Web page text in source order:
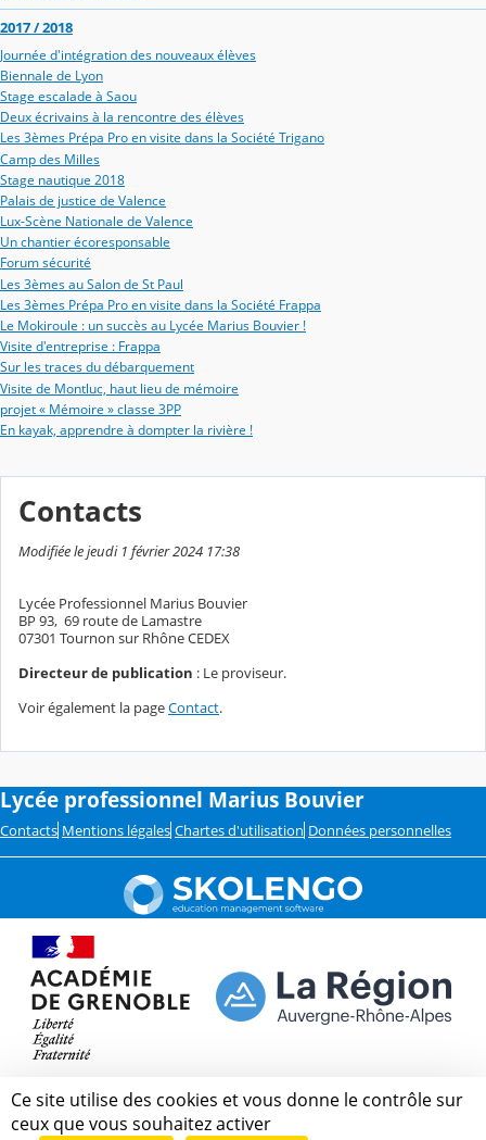
2017 / 2018
Journée d'intégration des nouveaux élèves
Biennale de Lyon
Stage escalade à Saou
Deux écrivains à la rencontre des élèves
Les 3èmes Prépa Pro en visite dans la Société Trigano
Camp des Milles
Stage nautique 2018
Palais de justice de Valence
Lux-Scène Nationale de Valence
Un chantier écoresponsable
Forum sécurité
Les 3èmes au Salon de St Paul
Les 3èmes Prépa Pro en visite dans la Société Frappa
Le Mokiroule : un succès au Lycée Marius Bouvier !
Visite d'entreprise : Frappa
Sur les traces du débarquement
Visite de Montluc, haut lieu de mémoire
projet « Mémoire » classe 3PP
En kayak, apprendre à dompter la rivière !
Contacts
Modifiée le jeudi 1 février 2024 17:38
Lycée Professionnel Marius Bouvier
BP 93, 69 route de Lamastre
07301 Tournon sur Rhône CEDEX
Directeur de publication : Le proviseur.
Voir également la pageContact.
Lycée professionnel Marius Bouvier
Contacts Mentions légales Chartes d'utilisation Données personnelles
Ce site utilise des cookies et vous donne le contrôle sur
ceux que vous souhaitez activer